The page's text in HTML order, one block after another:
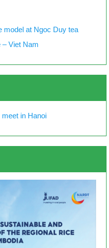
model at Ngoc Duy tea
Viet Nam
in Hanoi